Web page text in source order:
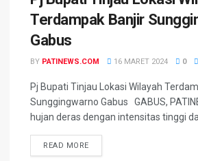
Terdampak Banjir
Gabus
BY PATINEWS.COM 16 MARET 2024 0
Pj Bupati Tinjau Lokasi Wilayah
Sunggingwarno Gabus GABUS,
hujan deras dengan intensitas tinggi
READ MOREDETAILS